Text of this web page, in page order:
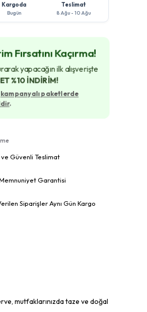
Kargoda
Bugün
Teslimat
8 Ağu - 10 Ağu
Fırsatını Kaçırma!
yapacağın ilk alışverişte
%10 İNDİRİM!
kampanyalı paketlerde
.
ve Güvenli Teslimat
Garantisi
Siparişler Aynı Gün Kargo
mutfaklarınızda taze ve doğal